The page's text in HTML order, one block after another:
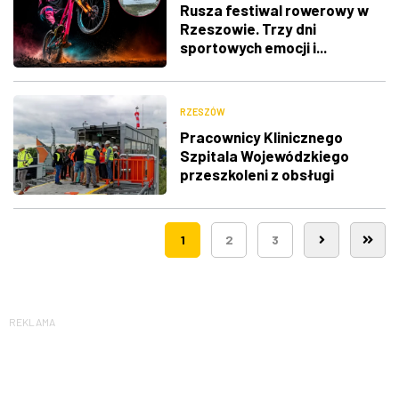
Rusza festiwal rowerowy w
Rzeszowie. Trzy dni
sportowych emocji i...
RZESZÓW
Pracownicy Klinicznego
Szpitala Wojewódzkiego
przeszkoleni z obsługi
śmigłowców LPR
1 2 3
REKLAMA